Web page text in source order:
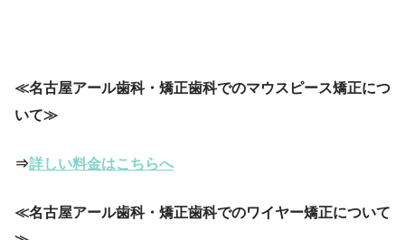
≪名古屋アール歯科・矯正歯科でのマウスピース矯正につ
いて≫
⇒詳しい料金はこちらへ
≪名古屋アール歯科・矯正歯科でのワイヤー矯正について